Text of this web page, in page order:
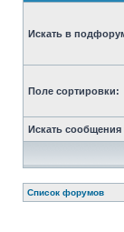
Искать в
Поле сортировки:
Искать сообщения
Список форумов